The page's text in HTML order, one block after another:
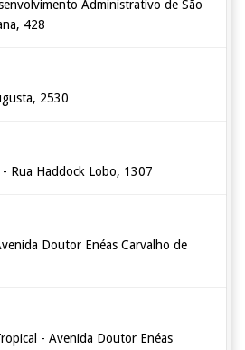
Administrativo de São
428
2530
Rua Haddock Lobo, 1307
Doutor Enéas Carvalho de
- Avenida Doutor Enéas